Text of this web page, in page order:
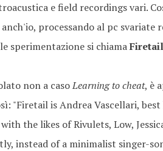
e field recordings vari.
processando al pc
sperimentazione si chiamaFiretail
non a casoLearning to cheat, è
"Firetail is Andrea Vascellari,
the likes of Rivulets, Low,
instead of a minimalist singer-